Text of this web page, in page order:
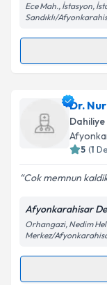
Kişisel
Ece Mah., İstasyon,
Sandıklı/
Randevu
Ass. Dr.
oluşturun.
takvim
Kişisel
Metni'ni
Dr.
Dahiliye
5 (1
Cok memnun
Afyonkarahisar
Orhangazi, Nedim
Merkez/
Randevu